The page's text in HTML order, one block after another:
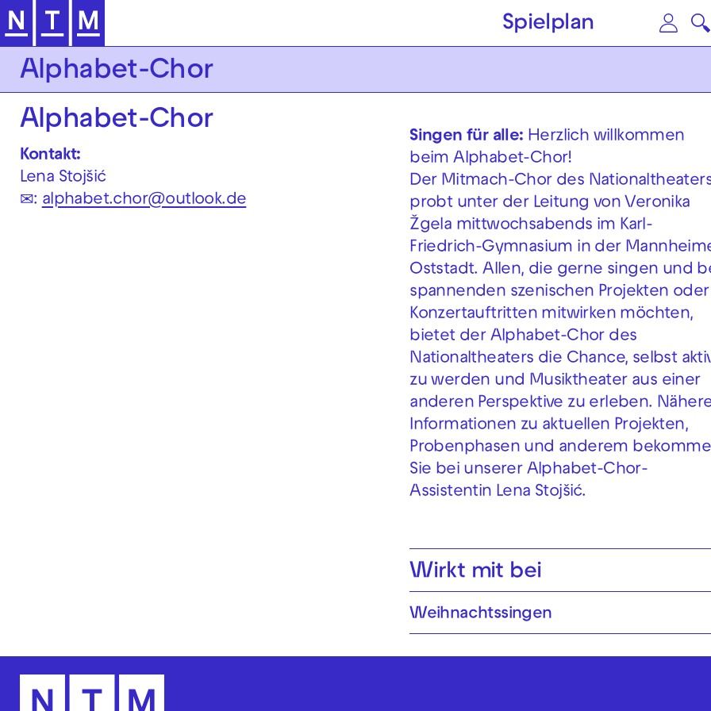
Zur Hauptnavigation springen Zum Hauptinhalt springen
Spielplan
Alphabet-Chor
Alphabet-Chor
Kontakt:
Lena Stojšić
✉: alphabet.chor@outlook.de
Singen für alle: Herzlich willkommen
beim Alphabet-Chor!
Der Mitmach-Chor des
probt unter der Leitung von Veronika
Žgela mittwochsabends im Karl-
Friedrich-Gymnasium in der
Oststadt. Allen, die gerne singen und
spannenden szenischen Projekten oder
Konzertauftritten mitwirken möchten,
bietet der Alphabet-Chor des
Nationaltheaters die Chance, selbst
zu werden und Musiktheater aus einer
anderen Perspektive zu erleben.
Informationen zu aktuellen Projekten,
Probenphasen und anderem
Sie bei unserer Alphabet-Chor-
Assistentin Lena Stojšić.
Wirkt mit bei
Weihnachtssingen